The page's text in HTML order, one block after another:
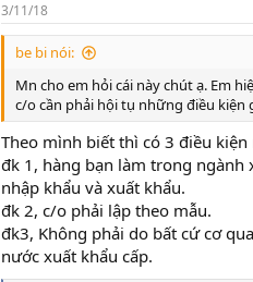
3/11/18
be bi nói:
Mn cho em hỏi cái này chút ạ. Em
c/o cần phải hội tụ những điều kiện
Theo mình biết thì có 3 điều
đk 1, hàng bạn làm trong ngành
nhập khẩu và xuất khẩu.
đk 2, c/o phải lập theo mẫu.
đk3, Không phải do bất cứ cơ
nước xuất khẩu cấp.